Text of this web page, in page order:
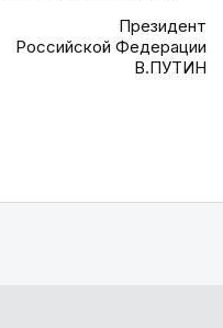
Президент
Российской Федерации
В.ПУТИН